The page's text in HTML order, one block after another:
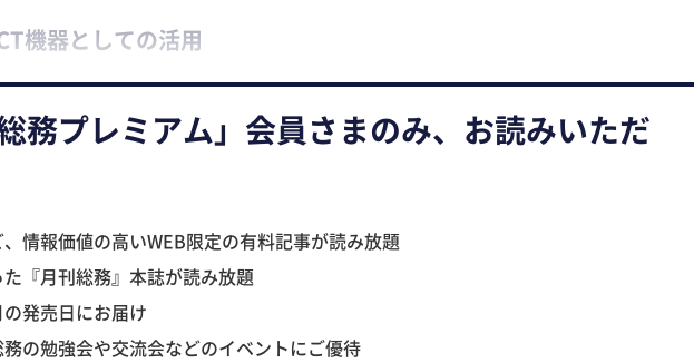
機器としての活用
務プレミアム」会員さまのみ、お読みいただ
情報価値の高いWEB限定の有料記事が読み放題
『月刊総務』本誌が読み放題
の発売日にお届け
の勉強会や交流会などのイベントにご優待